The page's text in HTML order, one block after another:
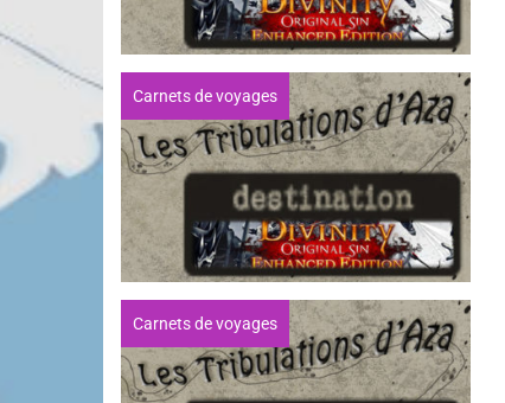
Carnets de voyages
Carnets de voyages